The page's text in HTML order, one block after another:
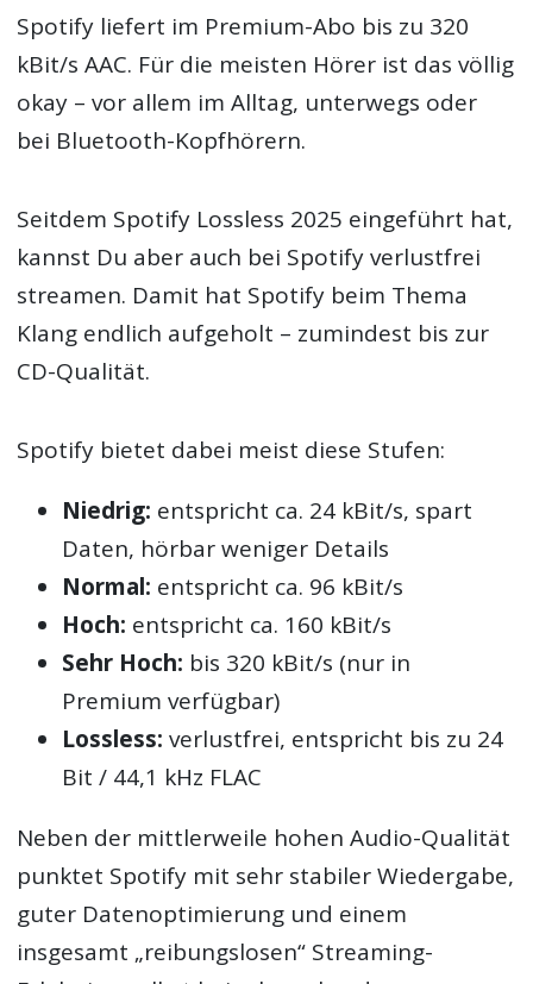
Spotify liefert im Premium-Abo bis zu 320
kBit/s AAC. Für die meisten Hörer ist das völlig
okay – vor allem im Alltag, unterwegs oder
bei Bluetooth-Kopfhörern.
Seitdem Spotify Lossless 2025 eingeführt hat,
kannst Du aber auch bei Spotify verlustfrei
streamen. Damit hat Spotify beim Thema
Klang endlich aufgeholt – zumindest bis zur
CD-Qualität.
Spotify bietet dabei meist diese Stufen:
Niedrig: entspricht ca. 24 kBit/s, spart
Daten, hörbar weniger Details
Normal: entspricht ca. 96 kBit/s
Hoch: entspricht ca. 160 kBit/s
Sehr Hoch: bis 320 kBit/s (nur in
Premium verfügbar)
Lossless: verlustfrei, entspricht bis zu 24
Bit / 44,1 kHz FLAC
Neben der mittlerweile hohen Audio-Qualität
punktet Spotify mit sehr stabiler Wiedergabe,
guter Datenoptimierung und einem
insgesamt „reibungslosen“ Streaming-